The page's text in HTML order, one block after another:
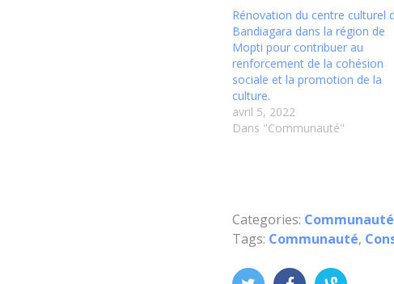
Rénovation du centre culturel
Bandiagara dans la région de
Mopti pour contribuer au
renforcement de la cohésion
sociale et la promotion de la
culture.
avril 5, 2022
Dans "Communauté"
Categories: Communauté
Tags: Communauté,